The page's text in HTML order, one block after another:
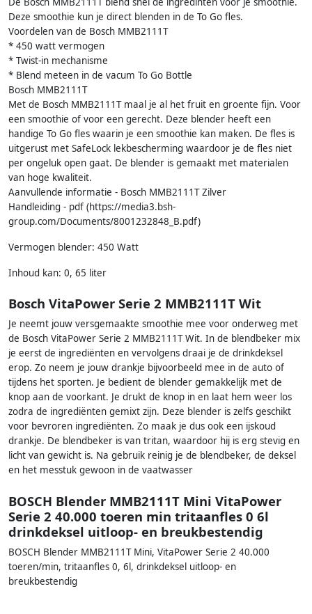
Deze smoothie kun je direct blenden in de To Go fles.
Voordelen van de Bosch MMB2111T
* 450 watt vermogen
* Twist-in mechanisme
* Blend meteen in de vacum To Go Bottle
Bosch MMB2111T
Met de Bosch MMB2111T maal je al het fruit en groente fijn. Voor
een smoothie of voor een gerecht. Deze blender heeft een
handige To Go fles waarin je een smoothie kan maken. De fles is
uitgerust met SafeLock lekbescherming waardoor je de fles niet
per ongeluk open gaat. De blender is gemaakt met materialen
van hoge kwaliteit.
Aanvullende informatie - Bosch MMB2111T Zilver
Handleiding - pdf (https://media3.bsh-
group.com/Documents/8001232848_B.pdf)
Vermogen blender: 450 Watt
Inhoud kan: 0, 65 liter
Bosch VitaPower Serie 2 MMB2111T Wit
Je neemt jouw versgemaakte smoothie mee voor onderweg met
de Bosch VitaPower Serie 2 MMB2111T Wit. In de blendbeker mix
je eerst de ingrediënten en vervolgens draai je de drinkdeksel
erop. Zo neem je jouw drankje bijvoorbeeld mee in de auto of
tijdens het sporten. Je bedient de blender gemakkelijk met de
knop aan de voorkant. Je drukt de knop in en laat hem weer los
zodra de ingrediënten gemixt zijn. Deze blender is zelfs geschikt
voor bevroren ingrediënten. Zo maak je dus ook een ijskoud
drankje. De blendbeker is van tritan, waardoor hij is erg stevig en
licht van gewicht is. Na gebruik reinig je de blendbeker, de deksel
en het messtuk gewoon in de vaatwasser
BOSCH Blender MMB2111T Mini VitaPower
Serie 2 40.000 toeren min tritaanfles 0 6l
drinkdeksel uitloop- en breukbestendig
BOSCH Blender MMB2111T Mini, VitaPower Serie 2 40.000
toeren/min, tritaanfles 0, 6l, drinkdeksel uitloop- en
breukbestendig